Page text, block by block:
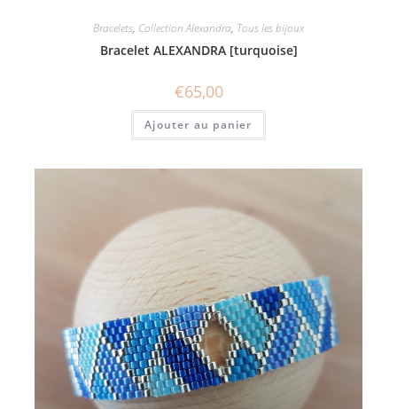
Bracelets, Collection Alexandra, Tous les bijoux
Bracelet ALEXANDRA [turquoise]
€65,00
Ajouter au panier